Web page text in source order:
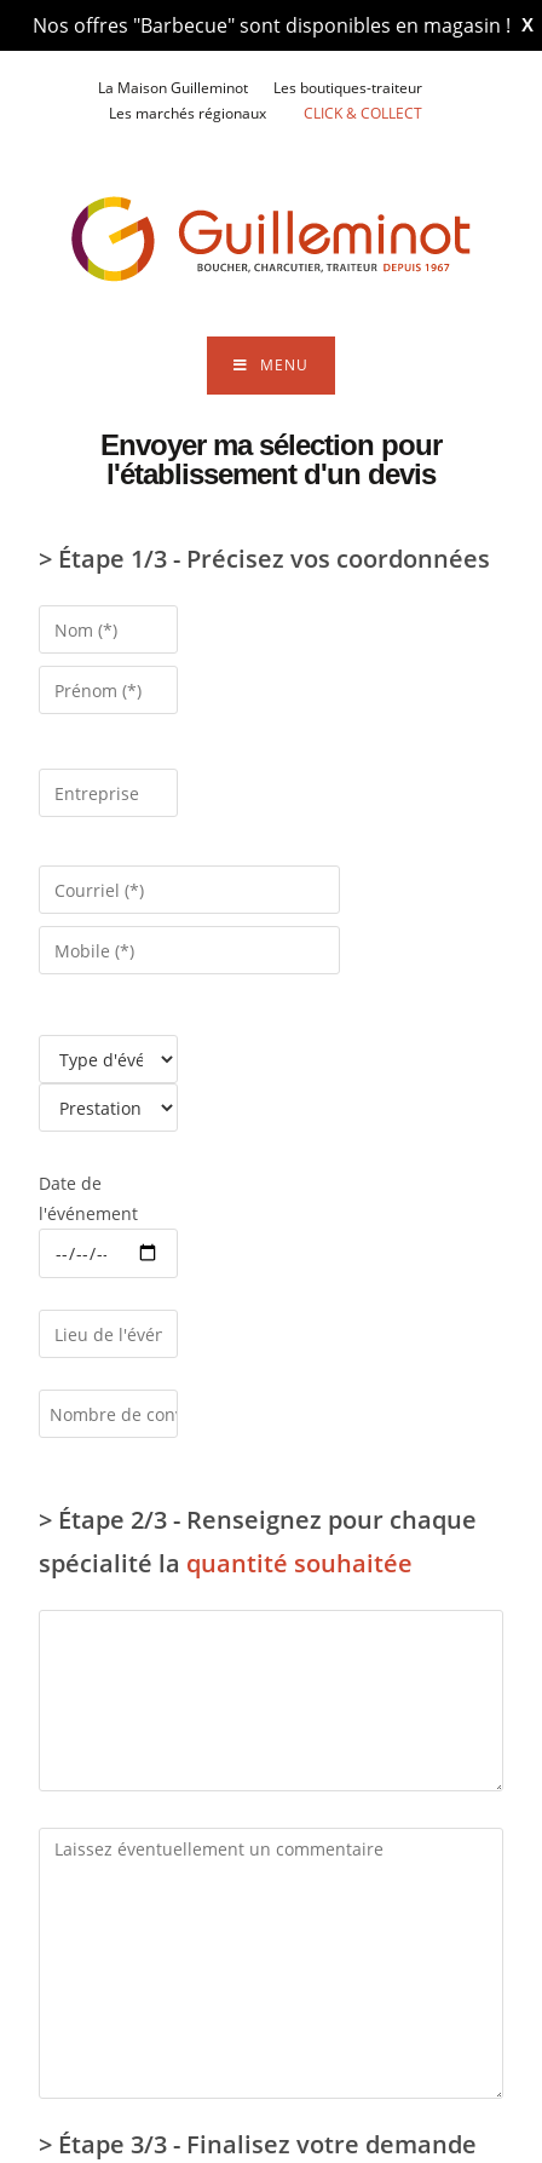
X
Nos offres "Barbecue" sont disponibles en magasin !
La Maison Guilleminot
Les boutiques-traiteur
Les marchés régionaux
CLICK & COLLECT
MENU
Envoyer ma sélection pour
l'établissement d'un devis
> Étape 1/3 - Précisez vos coordonnées
Date de
l'événement
> Étape 2/3 - Renseignez pour chaque
spécialité la quantité souhaitée
> Étape 3/3 - Finalisez votre demande